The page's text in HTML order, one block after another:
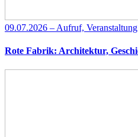
09.07.2026 – Aufruf, Veranstaltung
Rote Fabrik: Architektur,